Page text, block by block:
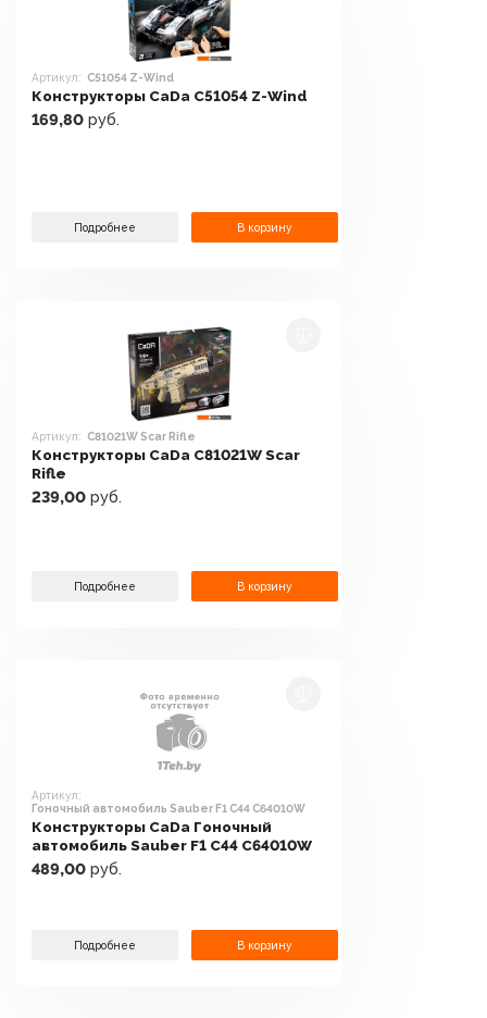
Артикул: C51054 Z-Wind
Конструкторы CaDa C51054 Z-Wind
169,80 руб.
Подробнее В корзину
Артикул: C81021W Scar Rifle
Конструкторы CaDa C81021W Scar
Rifle
239,00 руб.
Подробнее В корзину
Артикул:
Гоночный автомобиль Sauber F1 C44 C64010W
Конструкторы CaDa Гоночный
автомобиль Sauber F1 C44 C64010W
489,00 руб.
Подробнее В корзину